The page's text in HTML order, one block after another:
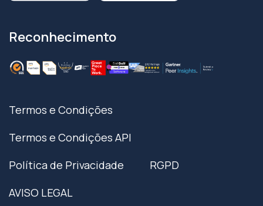
Reconhecimento
Termos e Condições
Termos e Condições API
Política de Privacidade
RGPD
AVISO LEGAL